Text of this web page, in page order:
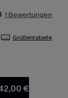
1 Bewertungen
Größentabelle
€